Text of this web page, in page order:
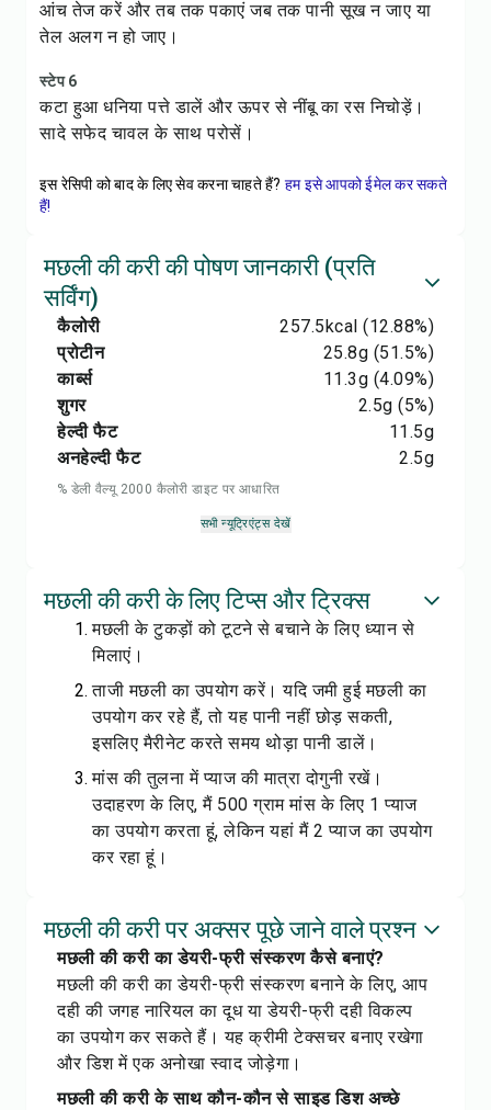
आंच तेज करें और तब तक पकाएं जब तक पानी सूख न जाए या
तेल अलग न हो जाए।
स्टेप 6
कटा हुआ धनिया पत्ते डालें और ऊपर से नींबू का रस निचोड़ें।
सादे सफेद चावल के साथ परोसें।
इस रेसिपी को बाद के लिए सेव करना चाहते हैं? हम इसे आपको ईमेल कर सकते
हैं!
मछली की करी की पोषण जानकारी (प्रति
सर्विंग)
कैलोरी 257.5kcal (12.88%)
प्रोटीन
25.8g (51.5%)
कार्ब्स
11.3g (4.09%)
शुगर
2.5g (5%)
हेल्दी फैट
11.5g
अनहेल्दी फैट
2.5g
% डेली वैल्यू 2000 कैलोरी डाइट पर आधारित
सभी न्यूट्रिएंट्स देखें
मछली की करी के लिए टिप्स और ट्रिक्स
मछली के टुकड़ों को टूटने से बचाने के लिए ध्यान से
मिलाएं।
ताजी मछली का उपयोग करें। यदि जमी हुई मछली का
उपयोग कर रहे हैं, तो यह पानी नहीं छोड़ सकती,
इसलिए मैरीनेट करते समय थोड़ा पानी डालें।
मांस की तुलना में प्याज की मात्रा दोगुनी रखें।
उदाहरण के लिए, मैं 500 ग्राम मांस के लिए 1 प्याज
का उपयोग करता हूं, लेकिन यहां मैं 2 प्याज का उपयोग
कर रहा हूं।
मछली की करी पर अक्सर पूछे जाने वाले प्रश्न
मछली की करी का डेयरी-फ्री संस्करण कैसे बनाएं?
मछली की करी का डेयरी-फ्री संस्करण बनाने के लिए, आप
दही की जगह नारियल का दूध या डेयरी-फ्री दही विकल्प
का उपयोग कर सकते हैं। यह क्रीमी टेक्सचर बनाए रखेगा
और डिश में एक अनोखा स्वाद जोड़ेगा।
मछली की करी के साथ कौन-कौन से साइड डिश अच्छे